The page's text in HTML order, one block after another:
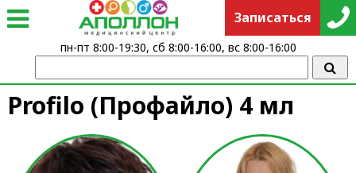
Profilo (Профайло) 4 мл
Записаться
пн-пт 8:00-19:30, сб 8:00-16:00, вс 8:00-16:00